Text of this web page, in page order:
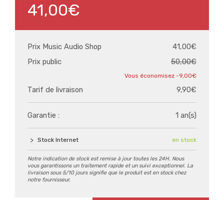
41,00€
Prix Music Audio Shop
41,00€
Prix public
50,00€
-9,00€
Tarif de livraison 9,90€
Garantie : 1 an(s)
Stock Internet en stock
Notre indication de stock est remise à jour toutes les 24H. Nous
vous garantissons un traitement rapide et un suivi exceptionnel. La
livraison sous 5/10 jours signifie que le produit est en stock chez
notre fournisseur.